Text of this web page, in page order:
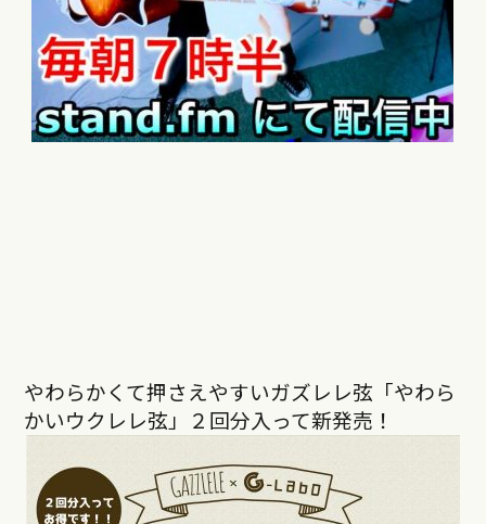
やわらかくて押さえやすいガズレレ弦「やわら
かいウクレレ弦」２回分入って新発売！